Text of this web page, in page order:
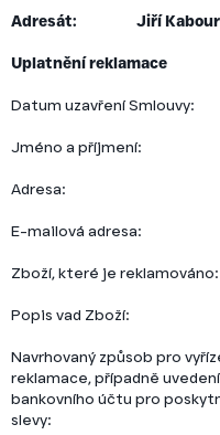
Adresát: Jiří Kabourek,
Uplatnění reklamace
Datum uzavření Smlouvy:
Jméno a příjmení:
Adresa:
E-mailová adresa:
Zboží, které je reklamováno:
Popis vad Zboží:
Navrhovaný způsob pro
reklamace, případně
bankovního účtu pro
slevy: